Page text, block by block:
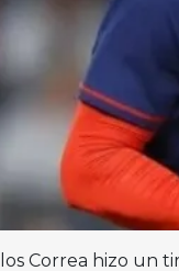
Correa hizo un